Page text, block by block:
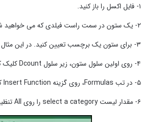
۱- فایل اکسل را باز کنید.
۲- یک ستون در سمت راست فیلدی که می خواهید شمارش کنید، اضافه کنید.
۳- برای ستون یک برچسب تعیین کنید. در این مثال برچسب ستون Dcount است.
۴- روی اولین سلول ستون، زیر سلول Dcount کلیک کنید.
۵- در تب Formulas، روی گزینه Insert Function کلیک کنید.
۶- مقدار لیست select a category را روی All تنظیم کنید. تابع LEN را از لیست انتخاب کنید. (نکته: برای جستجو سریع تر می توانید کلید L را فشار دهید.)